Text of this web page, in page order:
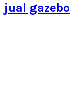
jual